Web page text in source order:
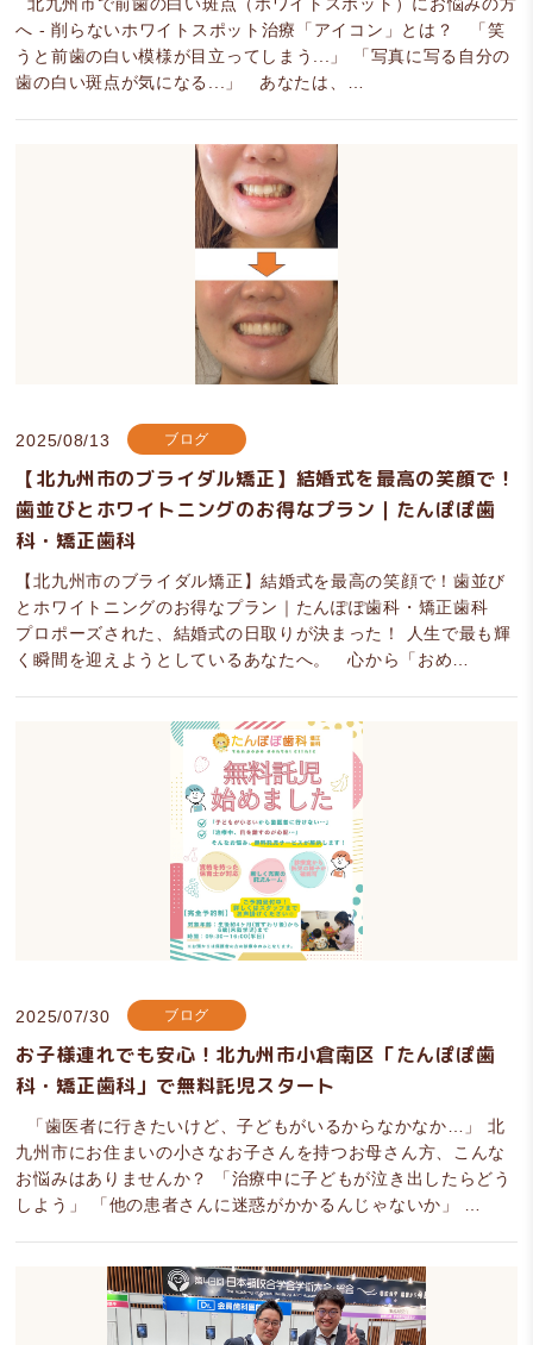
へ - 削らないホワイトスポット治療「アイコン」とは？ 「笑
うと前歯の白い模様が目立ってしまう...」 「写真に写る自分の
歯の白い斑点が気になる...」 あなたは、…
2025/08/13 ブログ
【北九州市のブライダル矯正】結婚式を最高の笑顔で！
歯並びとホワイトニングのお得なプラン｜たんぽぽ歯
科・矯正歯科
【北九州市のブライダル矯正】結婚式を最高の笑顔で！歯並び
とホワイトニングのお得なプラン｜たんぽぽ歯科・矯正歯科
プロポーズされた、結婚式の日取りが決まった！ 人生で最も輝
く瞬間を迎えようとしているあなたへ。 心から「おめ…
2025/07/30 ブログ
お子様連れでも安心！北九州市小倉南区「たんぽぽ歯
科・矯正歯科」で無料託児スタート
「歯医者に行きたいけど、子どもがいるからなかなか…」 北
九州市にお住まいの小さなお子さんを持つお母さん方、こんな
お悩みはありませんか？ 「治療中に子どもが泣き出したらどう
しよう」 「他の患者さんに迷惑がかかるんじゃないか」 …